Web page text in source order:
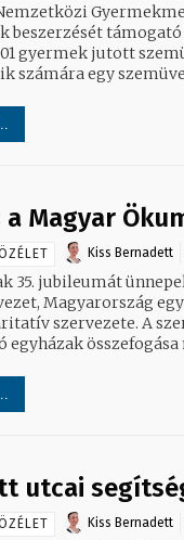
beszerzését
jutott szemüveghez. Olyan
számára egy
a Magyar
Kiss Bernadett
35. jubileumát
Magyarország
szervezetet 1991. március 25-én alapították
egyházak összefogása
utcai
Kiss Bernadett